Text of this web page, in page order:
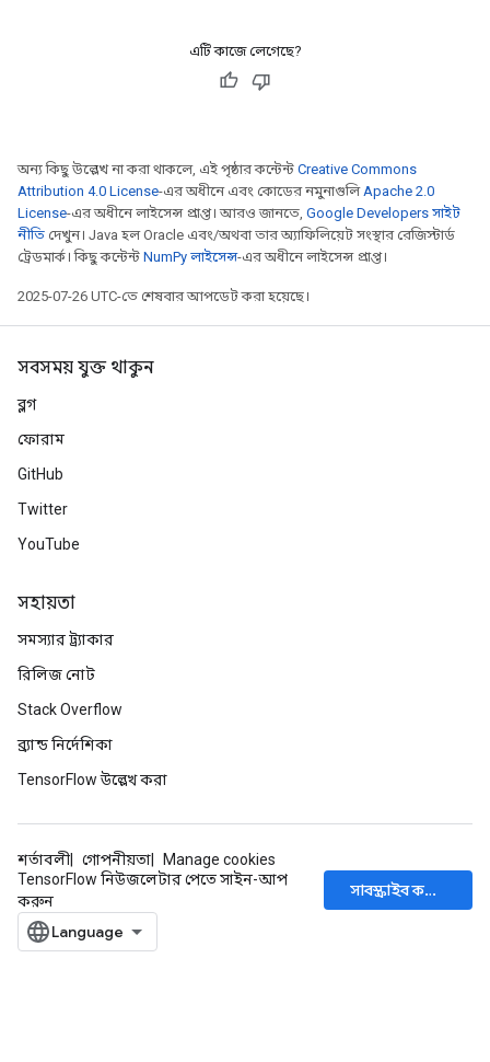
এটি কাজে লেগেছে?
অন্য কিছু উল্লেখ না করা থাকলে, এই পৃষ্ঠার কন্টেন্ট Creative Commons
Attribution 4.0 License-এর অধীনে এবং কোডের নমুনাগুলিApache 2.0
License-এর অধীনে লাইসেন্স প্রাপ্ত। আরও জানতে, Google Developers সাইট
নীতি দেখুন। Java হল Oracle এবং/অথবা তার অ্যাফিলিয়েট সংস্থার রেজিস্টার্ড
ট্রেডমার্ক। কিছু কন্টেন্ট NumPy লাইসেন্স-এর অধীনে লাইসেন্স প্রাপ্ত।
2025-07-26 UTC-তে শেষবার আপডেট করা হয়েছে।
সবসময় যুক্ত থাকুন
ব্লগ
ফোরাম
GitHub
Twitter
YouTube
সহায়তা
সমস্যার ট্র্যাকার
রিলিজ নোট
Stack Overflow
ব্র্যান্ড নির্দেশিকা
TensorFlow উল্লেখ করা
শর্তাবলী গোপনীয়তা
Manage cookies
TensorFlow নিউজলেটার পেতে সাইন-আপ
করুন
সাবস্ক্রাইব করুন